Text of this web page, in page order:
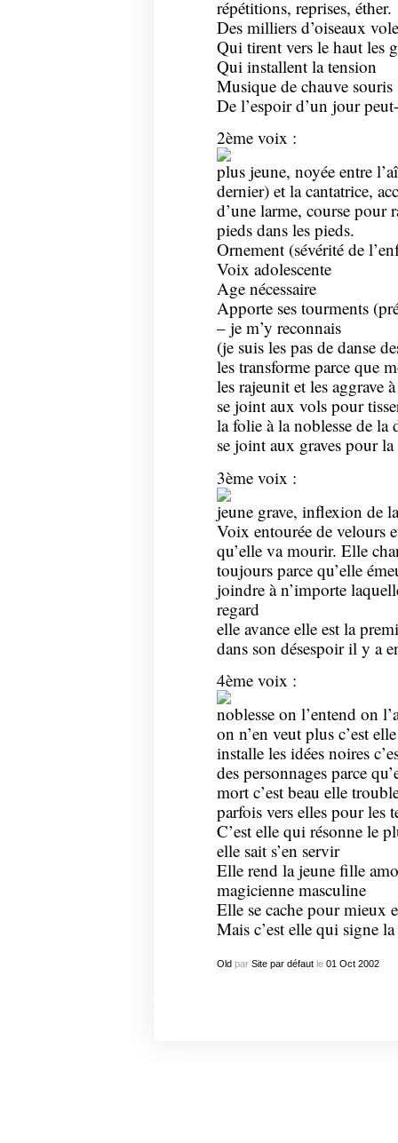
répétitions, reprises, éther.
Des milliers d’oiseaux
Qui tirent vers le haut les
Qui installent la tension
Musique de chauve souris
De l’espoir d’un jour
2ème voix :
plus jeune, noyée entre
dernier) et la cantatrice,
d’une larme, course pour
pieds dans les pieds.
Ornement (sévérité de
Voix adolescente
Age nécessaire
Apporte ses tourments
– je m’y reconnais
(je suis les pas de danse
les transforme parce que
les rajeunit et les aggrave
se joint aux vols pour
la folie à la noblesse de la
se joint aux graves pour
3ème voix :
jeune grave, inflexion de
Voix entourée de velours
qu’elle va mourir. Elle
toujours parce qu’elle
joindre à n’importe
regard
elle avance elle est la
dans son désespoir il y a
4ème voix :
noblesse on l’entend on
on n’en veut plus c’est
installe les idées noires
des personnages parce
mort c’est beau elle
parfois vers elles pour les
C’est elle qui résonne le
elle sait s’en servir
Elle rend la jeune fille
magicienne masculine
Elle se cache pour mieux
Mais c’est elle qui signe
Old par Site par défautle 01 Oct 2002